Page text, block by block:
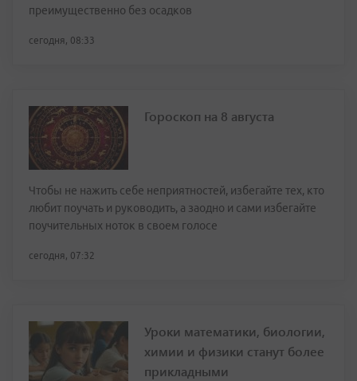
преимущественно без осадков
сегодня, 08:33
Гороскоп на 8 августа
Чтобы не нажить себе неприятностей, избегайте тех, кто
любит поучать и руководить, а заодно и сами избегайте
поучительных ноток в своем голосе
сегодня, 07:32
Уроки математики, биологии,
химии и физики станут более
прикладными